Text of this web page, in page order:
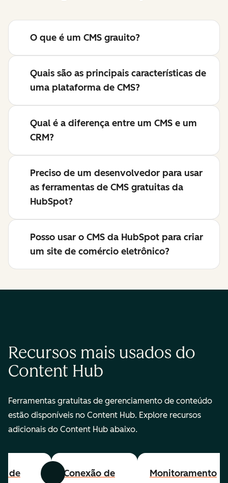
O que é um CMS grauito?
Quais são as principais características de
uma plataforma de CMS?
Qual é a diferença entre um CMS e um
CRM?
Preciso de um desenvolvedor para usar
as ferramentas de CMS gratuitas da
HubSpot?
Posso usar o CMS da HubSpot para criar
um site de comércio eletrônico?
Recursos mais usados do
Content Hub
Ferramentas gratuitas de gerenciamento de conteúdo
estão disponíveis no Content Hub. Explore recursos
adicionais do Content Hub abaixo.
Anterior Avançar
de
Conexão de
Monitoramento